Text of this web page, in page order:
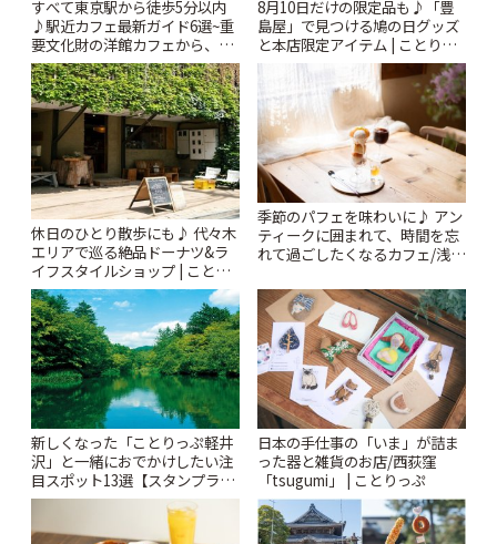
すべて東京駅から徒歩5分以内
♪駅近カフェ最新ガイド6選~重
要文化財の洋館カフェから、改
札すぐのレトロ喫茶まで~ | こと
りっぷ
8月10日だけの限定品も♪「豊
島屋」で見つける鳩の日グッズ
と本店限定アイテム | ことりっ
ぷ
休日のひとり散歩にも♪ 代々木
エリアで巡る絶品ドーナツ&ラ
イフスタイルショップ | ことり
っぷ
季節のパフェを味わいに♪ アン
ティークに囲まれて、時間を忘
れて過ごしたくなるカフェ/浅草
新しくなった「ことりっぷ軽井
沢」と一緒におでかけしたい注
目スポット13選【スタンプラリ
ー開催中】 | ことりっぷ
日本の手仕事の「いま」が詰ま
った器と雑貨のお店/西荻窪
「tsugumi」 | ことりっぷ